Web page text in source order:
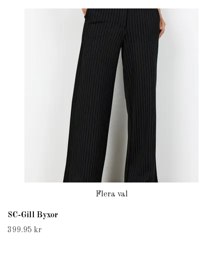
Flera val
SC-Gill Byxor
399.95 kr